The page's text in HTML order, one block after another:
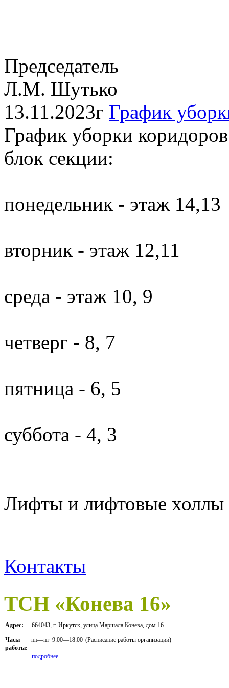
Председатель
Л.М. Шутько
13.11.2023г График
График уборки
блок секции:
понедельник - этаж 14,13
вторник - этаж 12,11
среда - этаж 10, 9
четверг - 8, 7
пятница - 6, 5
суббота - 4, 3
Лифты и лифтовые холлы
Контакты
ТСН «Конева 16»
Адрес: 664043, г. Иркутск, улица Маршала Конева, дом 16
Часы
работы:
пн—пт 9:00—18:00 (Расписание работы организации)
подробнее